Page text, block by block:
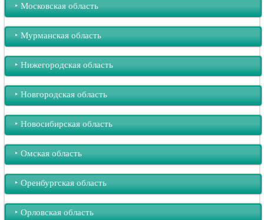
‣︎ Московская область
‣︎ Мурманская область
‣︎ Нижегородская область
‣︎ Новгородская область
‣︎ Новосибирская область
‣︎ Омская область
‣︎ Оренбургская область
‣︎ Орловская область